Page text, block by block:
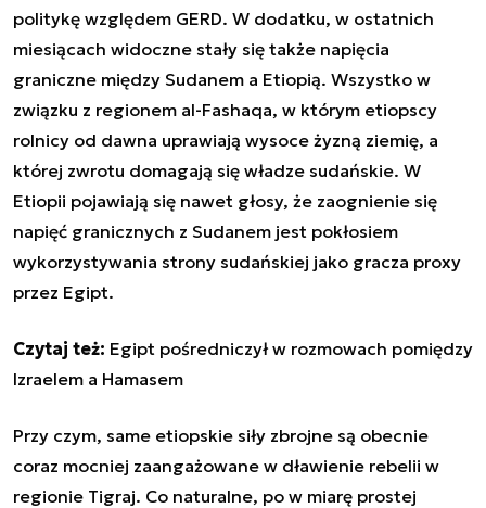
politykę względem GERD. W dodatku, w ostatnich
miesiącach widoczne stały się także napięcia
graniczne między Sudanem a Etiopią. Wszystko w
związku z regionem al-Fashaqa, w którym etiopscy
rolnicy od dawna uprawiają wysoce żyzną ziemię, a
której zwrotu domagają się władze sudańskie. W
Etiopii pojawiają się nawet głosy, że zaognienie się
napięć granicznych z Sudanem jest pokłosiem
wykorzystywania strony sudańskiej jako gracza proxy
przez Egipt.
Czytaj też: Egipt pośredniczył w rozmowach pomiędzy
Izraelem a Hamasem
Przy czym, same etiopskie siły zbrojne są obecnie
coraz mocniej zaangażowane w dławienie rebelii w
regionie Tigraj. Co naturalne, po w miarę prostej